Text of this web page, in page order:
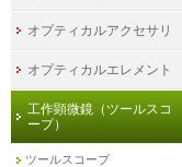
オプティカルアクセサリ
オプティカルエレメント
工作顕微鏡（ツールスコ
ープ）
ツールスコープ